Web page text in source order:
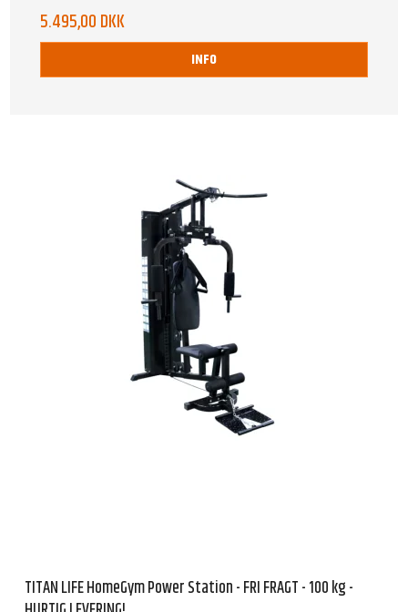
5.495,00 DKK
INFO
TITAN LIFE HomeGym Power Station - FRI FRAGT - 100 kg -